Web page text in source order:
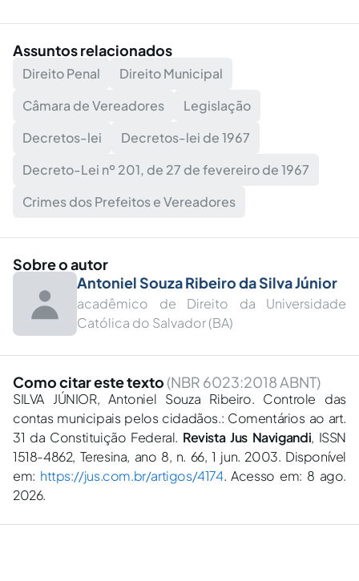
Assuntos relacionados
Direito Penal
Direito Municipal
Câmara de Vereadores
Legislação
Decretos-lei
Decretos-lei de 1967
Decreto-Lei nº 201, de 27 de fevereiro de 1967
Crimes dos Prefeitos e Vereadores
Sobre o autor
Antoniel Souza Ribeiro da Silva Júnior
acadêmico de Direito da Universidade
Católica do Salvador (BA)
Como citar este texto (NBR 6023:2018 ABNT)
SILVA JÚNIOR, Antoniel Souza Ribeiro. Controle das
contas municipais pelos cidadãos.: Comentários ao art.
31 da Constituição Federal. Revista Jus Navigandi, ISSN
1518-4862, Teresina, ano 8, n. 66, 1 jun. 2003. Disponível
em: https://jus.com.br/artigos/4174. Acesso em: 8 ago.
2026.